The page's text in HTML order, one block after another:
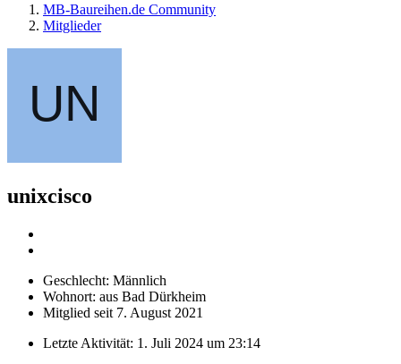
MB-Baureihen.de Community
Mitglieder
unixcisco
Geschlecht: Männlich
Wohnort: aus Bad Dürkheim
Mitglied seit 7. August 2021
Letzte Aktivität: 1. Juli 2024 um 23:14